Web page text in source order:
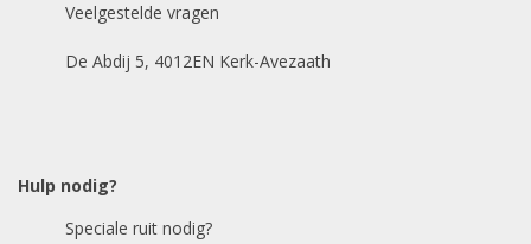
Bouwjaar
Veelgestelde vragen
De Abdij 5, 4012EN Kerk-Avezaath
Hulp nodig?
Speciale ruit nodig?